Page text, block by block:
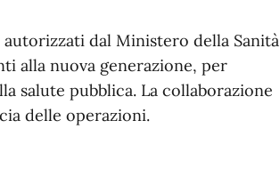
dal Ministero della Sanità
alla nuova generazione, per
salute pubblica. La collaborazione
delle operazioni.